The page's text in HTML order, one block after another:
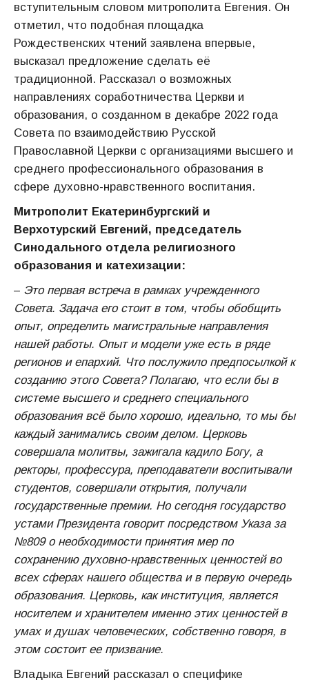
вступительным словом митрополита Евгения. Он
отметил, что подобная площадка
Рождественских чтений заявлена впервые,
высказал предложение сделать её
традиционной. Рассказал о возможных
направлениях соработничества Церкви и
образования, о созданном в декабре 2022 года
Совета по взаимодействию Русской
Православной Церкви с организациями высшего и
среднего профессионального образования в
сфере духовно-нравственного воспитания.
Митрополит Екатеринбургский и
Верхотурский Евгений, председатель
Синодального отдела религиозного
образования и катехизации:
– Это первая встреча в рамках учрежденного
Совета. Задача его стоит в том, чтобы обобщить
опыт, определить магистральные направления
нашей работы. Опыт и модели уже есть в ряде
регионов и епархий. Что послужило предпосылкой к
созданию этого Совета? Полагаю, что если бы в
системе высшего и среднего специального
образования всё было хорошо, идеально, то мы бы
каждый занимались своим делом. Церковь
совершала молитвы, зажигала кадило Богу, а
ректоры, профессура, преподаватели воспитывали
студентов, совершали открытия, получали
государственные премии. Но сегодня государство
устами Президента говорит посредством Указа за
№809 о необходимости принятия мер по
сохранению духовно-нравственных ценностей во
всех сферах нашего общества и в первую очередь
образования. Церковь, как институция, является
носителем и хранителем именно этих ценностей в
умах и душах человеческих, собственно говоря, в
этом состоит ее призвание.
Владыка Евгений рассказал о специфике